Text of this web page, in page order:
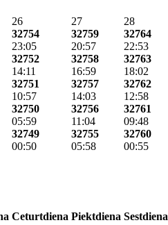
26
32754
23:05
32752
14:11
32751
10:57
32750
05:59
32749
00:50
27
32759
20:57
32758
16:59
32757
14:03
32756
11:04
32755
05:58
28
32764
22:53
32763
18:02
32762
12:58
32761
09:48
32760
00:55
Ceturtdiena Piektdiena Sestdiena